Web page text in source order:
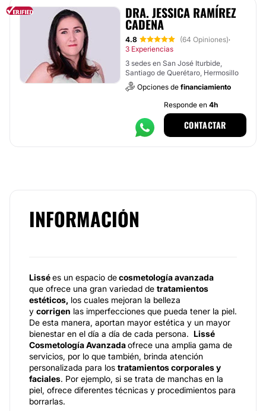
DRA. JESSICA RAMÍREZ
CADENA
4.8 (64 Opiniones)·
3 Experiencias
3 sedes en San José Iturbide,
Santiago de Querétaro, Hermosillo
Opciones de financiamiento
Responde en 4h
CONTACTAR
INFORMACIÓN
Lissées un espacio decosmetología avanzada
que ofrece una gran variedad de tratamientos
estéticos, los cuales mejoran la belleza
y corrigen las imperfecciones que pueda tener la piel.
De esta manera, aportan mayor estética y un mayor
bienestar en el día a día de cada persona. Lissé
Cosmetología Avanzadaofrece una amplia gama de
servicios, por lo que también, brinda atención
personalizada para los tratamientos corporales y
faciales. Por ejemplo, si se trata de manchas en la
piel, ofrece diferentes técnicas y procedimientos para
borrarlas.